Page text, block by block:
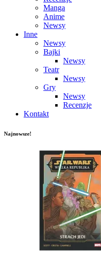
Manga
Anime
Newsy
Inne
Newsy
Bajki
Newsy
Teatr
Newsy
Gry
Newsy
Recenzje
Kontakt
Najnowsze!